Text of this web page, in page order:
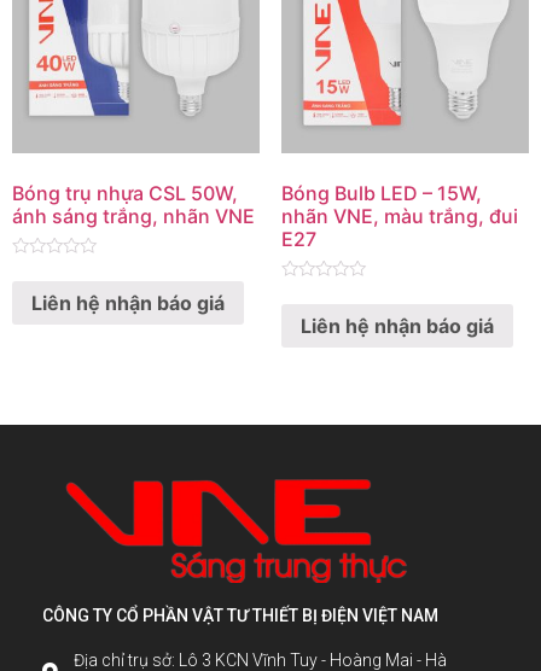
Bóng trụ nhựa CSL 50W,
ánh sáng trắng, nhãn VNE
outLiên hệ nhận báo giá
Bóng Bulb LED – 15W,
nhãn VNE, màu trắng, đui
E27
outLiên hệ nhận báo giá
CÔNG TY CỔ PHẦN VẬT TƯ THIẾT BỊ ĐIỆN VIỆT NAM
Địa chỉ trụ sở: Lô 3 KCN Vĩnh Tuy - Hoàng Mai - Hà